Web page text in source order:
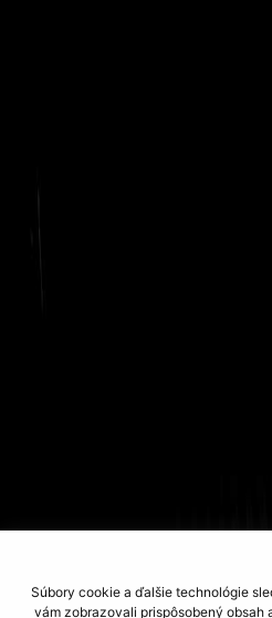
Súbory cookie a ďalšie technológie
vám zobrazovali prispôsobený